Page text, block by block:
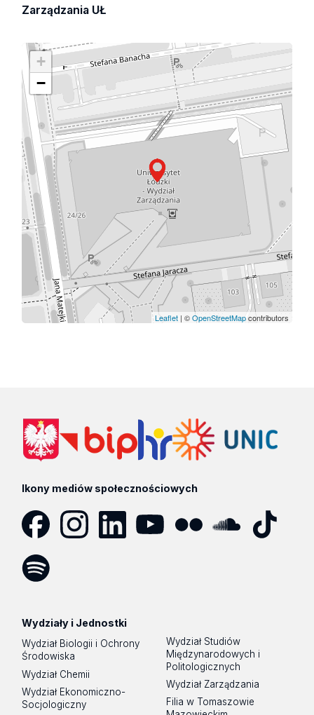
Zarządzania UŁ
+
−
Leaflet| ©OpenStreetMapcontributors
Ikony mediów społecznościowych
Wydziały i Jednostki
Wydział Biologii i Ochrony
Środowiska
Wydział Chemii
Wydział Ekonomiczno-
Socjologiczny
Wydział Studiów
Międzynarodowych i
Politologicznych
Wydział Zarządzania
Filia w Tomaszowie